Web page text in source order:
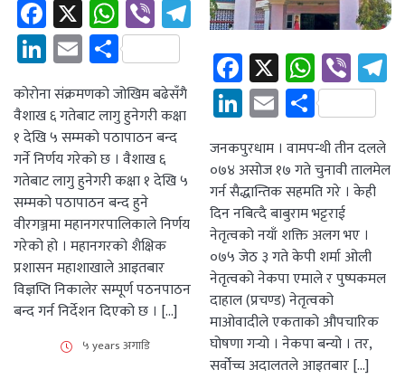
Facebook
X WhatsApp
ViberTelegram
LinkedIn
EmailShare
कोरोना संक्रमणको जोखिम बढेसँगै
वैशाख ६ गतेबाट लागु हुनेगरी कक्षा
१ देखि ५ सम्मको पठापाठन बन्द
गर्ने निर्णय गरेको छ । वैशाख ६
गतेबाट लागु हुनेगरी कक्षा १ देखि ५
सम्मको पठापाठन बन्द हुने
वीरगञ्जमा महानगरपालिकाले निर्णय
गरेको हो । महानगरको शैक्षिक
प्रशासन महाशाखाले आइतबार
विज्ञप्ति निकालेर सम्पूर्ण पठनपाठन
बन्द गर्न निर्देशन दिएको छ । […]
५ years अगाडि
Facebook
X
LinkedIn
EmailShare
जनकपुरधाम । वामपन्थी तीन दलले
०७४ असोज १७ गते चुनावी तालमेल
गर्न सैद्धान्तिक सहमति गरे । केही
दिन नबित्दै बाबुराम भट्टराई
नेतृत्वको नयाँ शक्ति अलग भए ।
०७५ जेठ ३ गते केपी शर्मा ओली
नेतृत्वको नेकपा एमाले र पुष्पकमल
दाहाल (प्रचण्ड) नेतृत्वको
माओवादीले एकताको औपचारिक
घोषणा गर्‍यो । नेकपा बन्यो । तर,
सर्वोच्च अदालतले आइतबार […]